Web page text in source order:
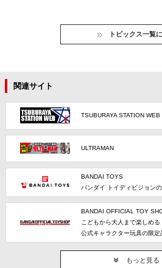
トピックス一覧
関連サイト
TSUBURAYA STATION WEB
ULTRAMAN
BANDAI TOYS
バンダイ トイディビジョン
BANDAI OFFICIAL TOY
こどもから大人まで楽しめる
公式キャラクター玩具の限定
もっと見る